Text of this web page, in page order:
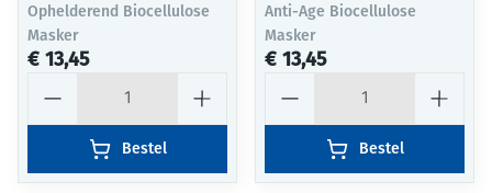
Ophelderend Biocellulose
Masker
€ 13,45
Bestel
Anti-Age Biocellulose
Masker
€ 13,45
Bestel